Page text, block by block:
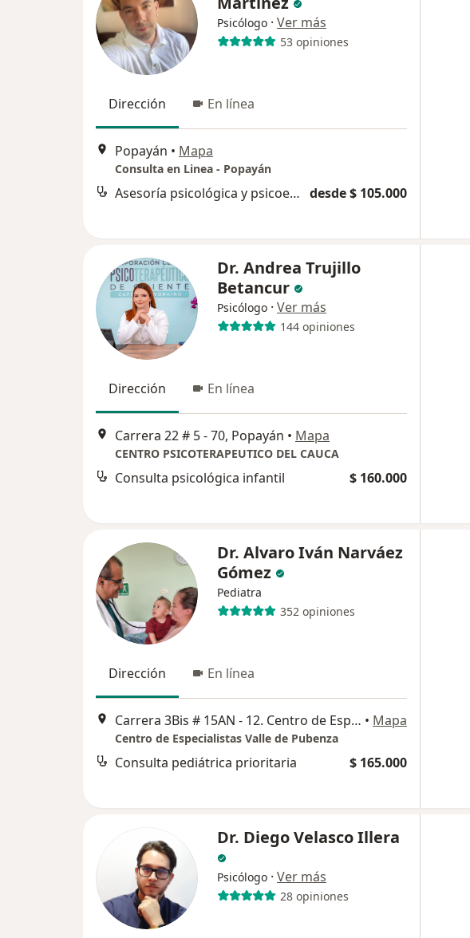
Psicólogo · Ver más
53 opiniones
Dirección En línea
Popayán • Mapa
Consulta en Linea - Popayán
Asesoría psicológica y psicoeducación desde $ 105.000
Dr. Andrea Trujillo
Betancur
Psicólogo · Ver más
144 opiniones
Dirección En línea
Carrera 22 # 5 - 70, Popayán • Mapa
CENTRO PSICOTERAPEUTICO DEL CAUCA
Consulta psicológica infantil $ 160.000
Dr. Alvaro Iván Narváez
Gómez
Pediatra
352 opiniones
Dirección En línea
Carrera 3Bis # 15AN - 12. Centro de Especialistas Valle de Pubenza, Consultorio 307, Popayán • Mapa
Centro de Especialistas Valle de Pubenza
Consulta pediátrica prioritaria $ 165.000
Dr. Diego Velasco Illera
Psicólogo · Ver más
28 opiniones